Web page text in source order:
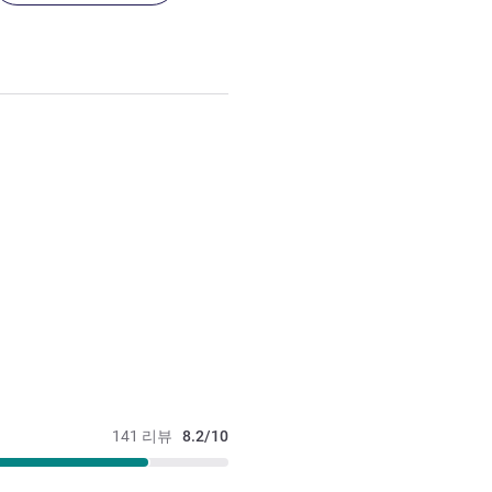
141 리뷰 8.2/10